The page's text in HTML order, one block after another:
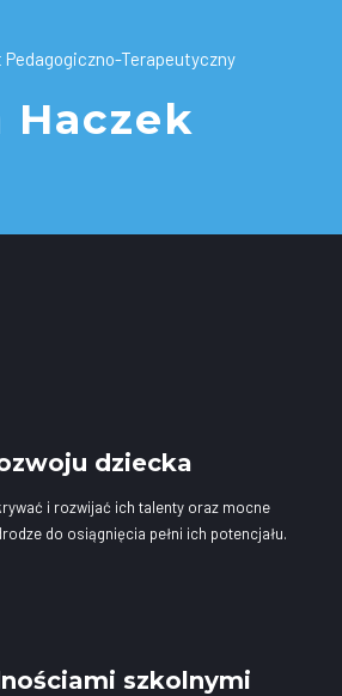
Pedagogiczno-Terapeutyczny
Haczek
dziecka
i rozwijać ich talenty oraz mocne
do osiągnięcia pełni ich potencjału.
szkolnymi